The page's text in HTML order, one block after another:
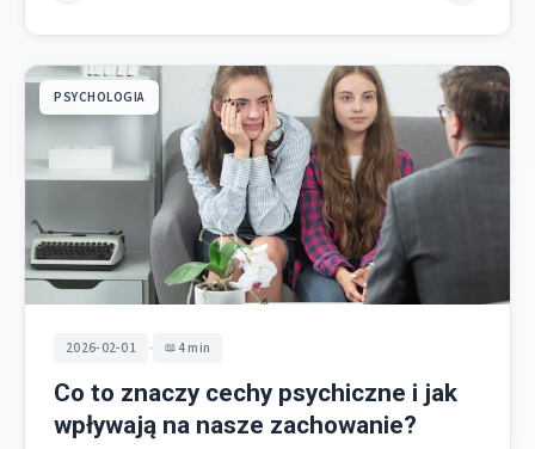
PSYCHOLOGIA
2026-02-01 • 4 min
Co to znaczy cechy psychiczne i jak
wpływają na nasze zachowanie?